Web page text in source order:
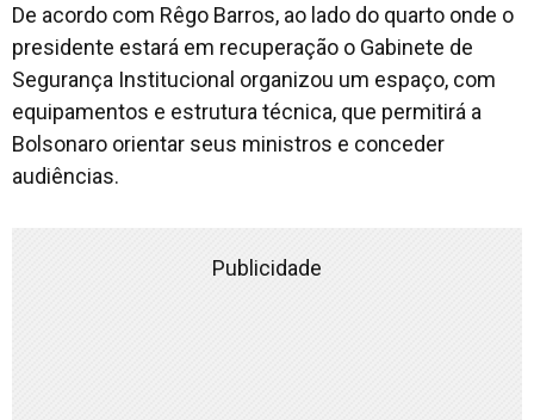
De acordo com Rêgo Barros, ao lado do quarto onde o
presidente estará em recuperação o Gabinete de
Segurança Institucional organizou um espaço, com
equipamentos e estrutura técnica, que permitirá a
Bolsonaro orientar seus ministros e conceder
audiências.
Publicidade